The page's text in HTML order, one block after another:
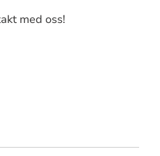
med oss!